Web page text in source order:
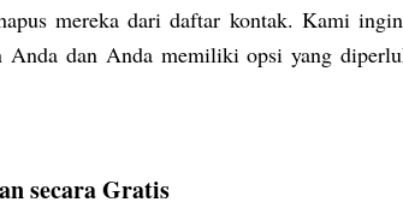
mereka dari daftar kontak. Kami
Anda dan Anda memiliki opsi yang
secara Gratis